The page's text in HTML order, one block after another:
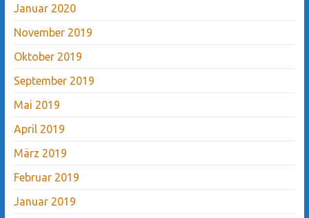
Januar 2020
November 2019
Oktober 2019
September 2019
Mai 2019
April 2019
März 2019
Februar 2019
Januar 2019